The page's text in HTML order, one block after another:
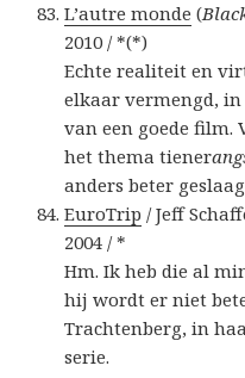
L’autre monde (
2010 / *(*)
Echte realiteit en
elkaar vermengd,
van een goede film.
het thema tiener
anders beter
EuroTrip / Jeff
2004 / *
Hm. Ik heb die al
hij wordt er niet
Trachtenberg, in
serie.